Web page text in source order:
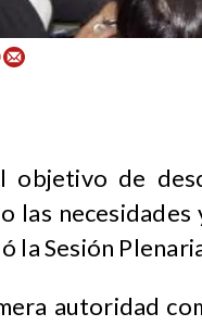
objetivo de
las necesidades
la Sesión
autoridad